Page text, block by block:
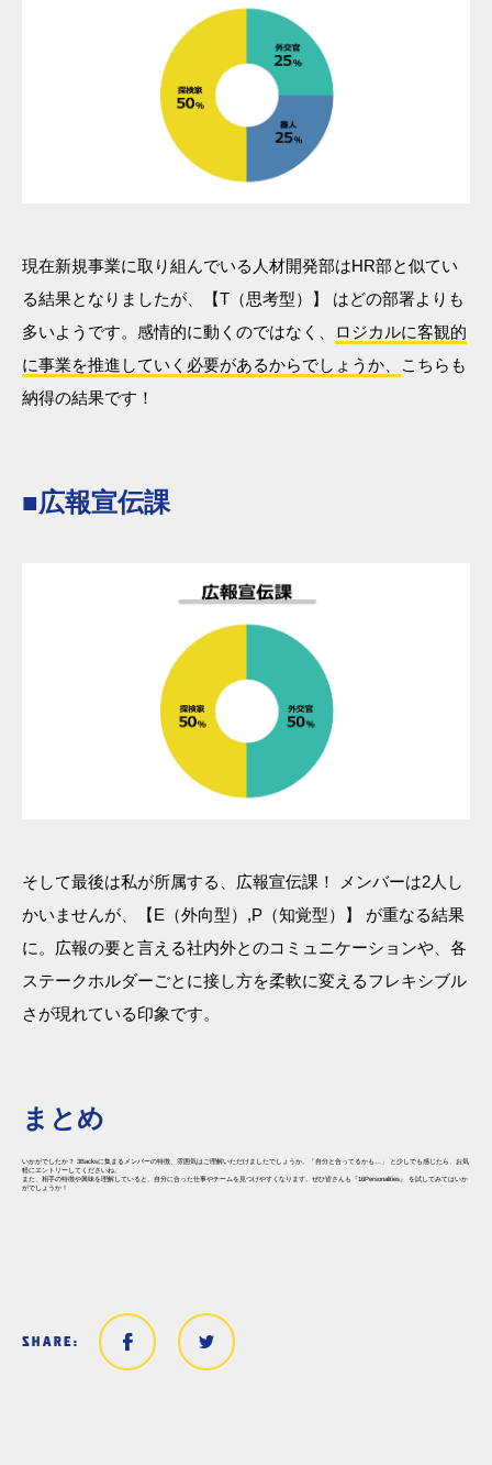
現在新規事業に取り組んでいる人材開発部はHR部と似てい
る結果となりましたが、【T（思考型）】 はどの部署よりも
多いようです。感情的に動くのではなく、
ロジカルに客観的
に事業を推進していく必要があるからでしょうか、
こちらも
納得の結果です！
■広報宣伝課
そして最後は私が所属する、広報宣伝課！ メンバーは2人し
かいませんが、【E（外向型）,P（知覚型）】 が重なる結果
に。広報の要と言える社内外とのコミュニケーションや、各
ステークホルダーごとに接し方を柔軟に変えるフレキシブル
さが現れている印象です。
まとめ
いかがでしたか？ 3Backsに集まるメンバーの特徴、雰囲気はご理解いただけましたでしょうか。「自分と合ってるかも…」 と少しでも感じたら、お気
軽にエントリーしてくださいね。
また、相手の特徴や興味を理解していると、自分に合った仕事やチームを見つけやすくなります。ぜひ皆さんも『16Personalities』 を試してみてはいか
がでしょうか！